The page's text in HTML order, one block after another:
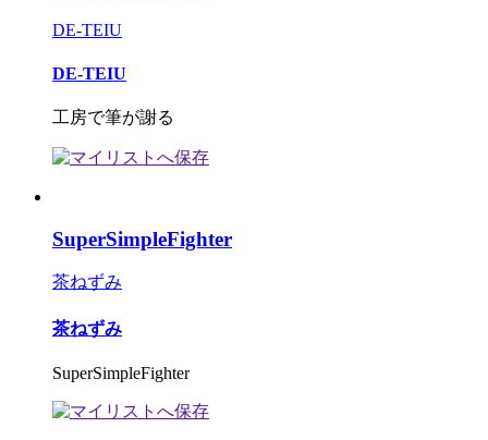
DE-TEIU
DE-TEIU
工房で筆が謝る
SuperSimpleFighter
茶ねずみ
茶ねずみ
SuperSimpleFighter